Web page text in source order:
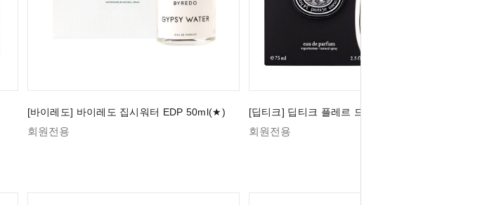
[바이레도] 바이레도 집시워터 EDP 50ml(★)
회원전용
[딥티크] 딥티크 플레르 드 뽀 EDP 75ml (★)
회원전용